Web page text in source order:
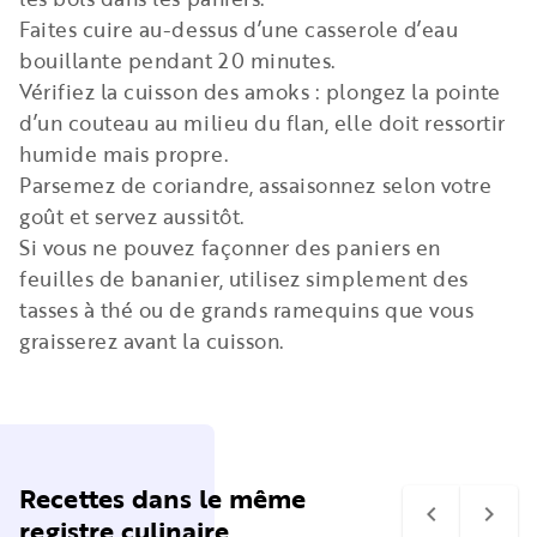
Faites cuire au-dessus d’une casserole d’eau
bouillante pendant 20 minutes.
Vérifiez la cuisson des amoks : plongez la pointe
d’un couteau au milieu du flan, elle doit ressortir
humide mais propre.
Parsemez de coriandre, assaisonnez selon votre
goût et servez aussitôt.
Si vous ne pouvez façonner des paniers en
feuilles de bananier, utilisez simplement des
tasses à thé ou de grands ramequins que vous
graisserez avant la cuisson.
Recettes dans le même
navigate_before navigate_next